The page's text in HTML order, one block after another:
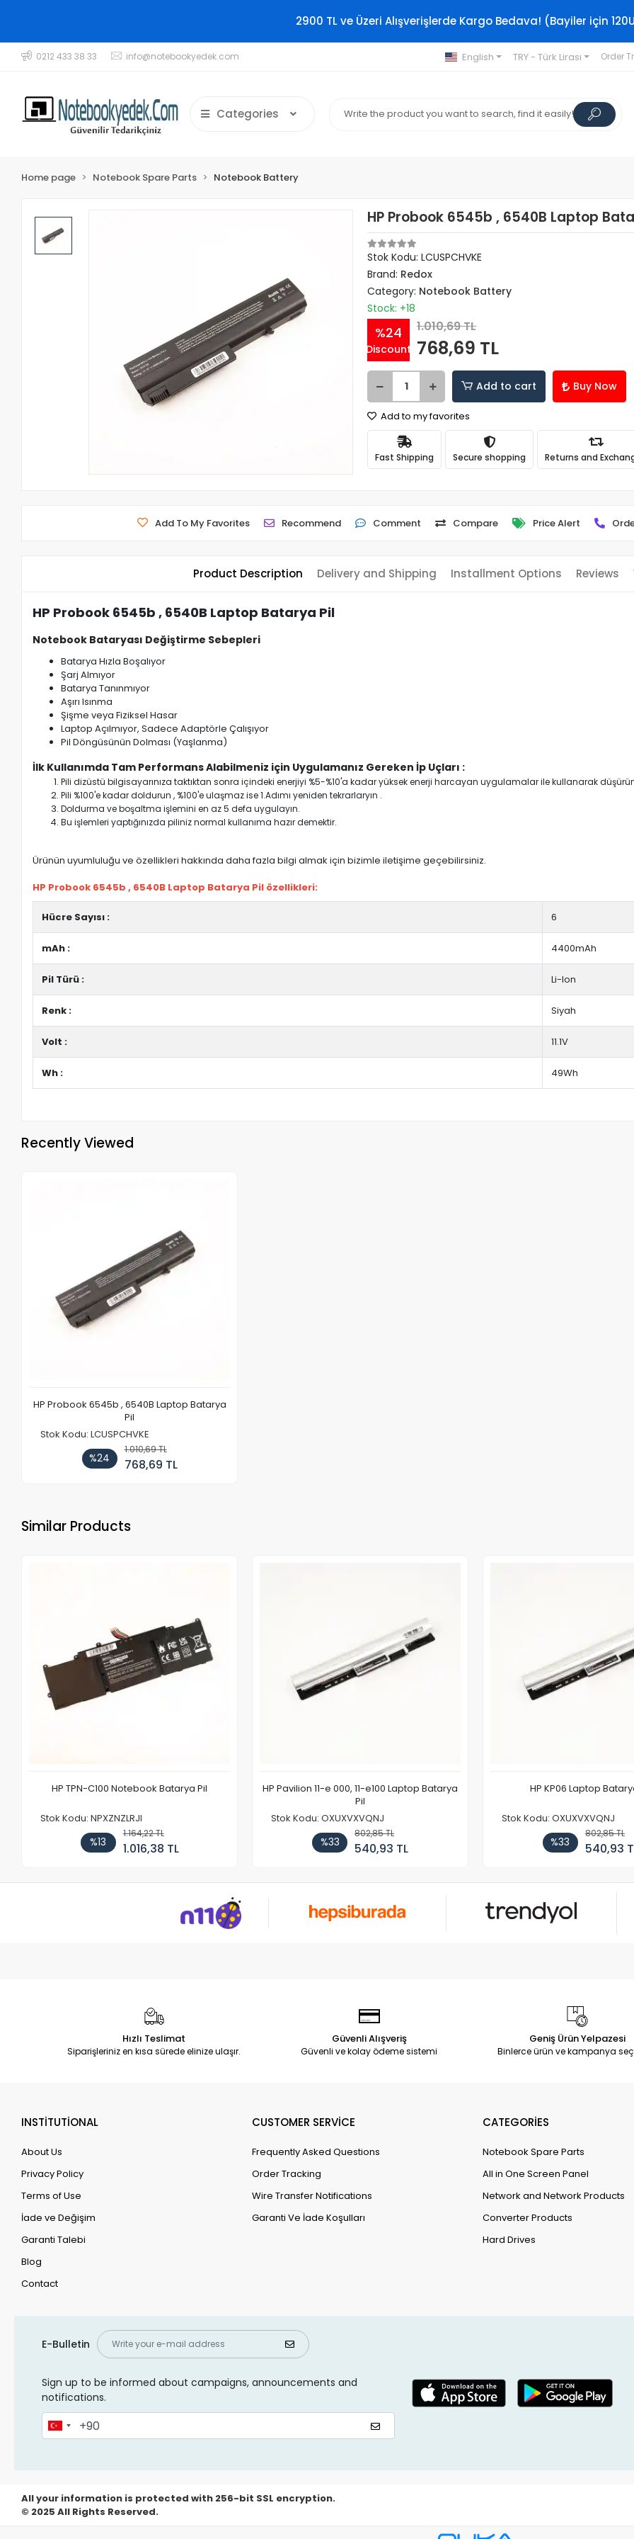
2900 TL ve Üzeri Alışverişlerde Kargo Bedava! (Bayiler için
0212 433 38 33 info@notebookyedek.com English TRY - Türk Lirası Order
Categories
Home page Notebook Spare Parts Notebook Battery
HP Probook 6545b , 6540B Laptop
Stok Kodu: LCUSPCHVKE
Brand: Redox
Category: Notebook Battery
Stock: +18
%24
Discount
1.010,69 TL
768,69 TL
Add to cart Buy Now
Add to my favorites
Fast Shipping Secure shopping Returns and
Add To My Favorites Recommend Comment Compare Price Alert
Product Description Delivery and Shipping Installment Options Reviews
HP Probook 6545b , 6540B Laptop Batarya Pil
Notebook Bataryası Değiştirme Sebepleri
Batarya Hızla Boşalıyor
Şarj Almıyor
Batarya Tanınmıyor
Aşırı Isınma
Şişme veya Fiziksel Hasar
Laptop Açılmıyor, Sadece Adaptörle Çalışıyor
Pil Döngüsünün Dolması (Yaşlanma)
İlk Kullanımda Tam Performans Alabilmeniz için Uygulamanız Gereken İp Uçları :
Pili dizüstü bilgisayarınıza taktıktan sonra içindeki enerjiyi %5-%10'a kadar yüksek enerji harcayan uygulamalar ile kullanarak
Pili %100'e kadar doldurun , %100'e ulaşmaz ise 1.Adımı yeniden tekrarlaryın .
Doldurma ve boşaltma işlemini en az 5 defa uygulayın.
Bu işlemleri yaptığınızda piliniz normal kullanıma hazır demektir.
Ürünün uyumluluğu ve özellikleri hakkında daha fazla bilgi almak için bizimle iletişime geçebilirsiniz.
HP Probook 6545b , 6540B Laptop Batarya Pil özellikleri:
Hücre Sayısı : 6
mAh : 4400mAh
Pil Türü : Li-Ion
Renk : Siyah
Volt : 11.1V
Wh : 49Wh
Recently Viewed
HP Probook 6545b , 6540B Laptop Batarya
Pil
Stok Kodu: LCUSPCHVKE
%24
1.010,69 TL
768,69 TL
Similar Products
HP TPN-C100 Notebook Batarya Pil
Stok Kodu: NPXZNZLRJI
%13
1.164,22 TL
1.016,38 TL
HP Pavilion 11-e 000, 11-e100 Laptop Batarya
Pil
Stok Kodu: OXUXVXVQNJ
%33
802,85 TL
540,93 TL
HP KP06 Laptop
Stok Kodu: OXUXVXVQNJ
%33
802,85 TL
540,93
Hızlı Teslimat
Siparişleriniz en kısa sürede elinize ulaşır.
Güvenli Alışveriş
Güvenli ve kolay ödeme sistemi
Geniş Ürün Yelpazesi
Binlerce ürün ve kampanya
INSTİTUTİONAL
About Us
Privacy Policy
Terms of Use
İade ve Değişim
Garanti Talebi
Blog
Contact
CUSTOMER SERVİCE
Frequently Asked Questions
Order Tracking
Wire Transfer Notifications
Garanti Ve İade Koşulları
CATEGORİES
Notebook Spare Parts
All in One Screen Panel
Network and Network Products
Converter Products
Hard Drives
E-Bulletin
Sign up to be informed about campaigns, announcements and
notifications.
All your information is protected with 256-bit SSL encryption.
© 2025 All Rights Reserved.